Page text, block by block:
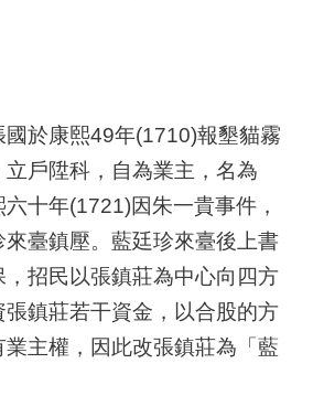
國於康熙49年(1710)報墾貓霧
戶陞科，自為業主，名為
六十年(1721)因朱一貴事件，
臺鎮壓。藍廷珍來臺後上書
，招民以張鎮莊為中心向四方
鎮莊若干資金，以合股的方
主權，因此改張鎮莊為「藍